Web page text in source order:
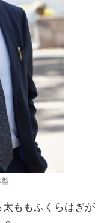
太ももふくらはぎが